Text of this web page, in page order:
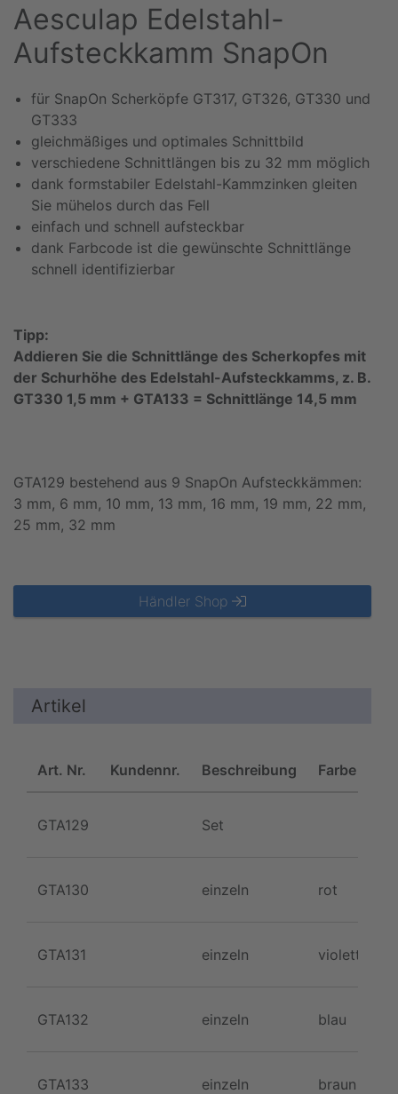
Aesculap Edelstahl-
Aufsteckkamm SnapOn
für SnapOn Scherköpfe GT317, GT326, GT330 und
GT333
gleichmäßiges und optimales Schnittbild
verschiedene Schnittlängen bis zu 32 mm möglich
dank formstabiler Edelstahl-Kammzinken gleiten
Sie mühelos durch das Fell
einfach und schnell aufsteckbar
dank Farbcode ist die gewünschte Schnittlänge
schnell identifizierbar
Tipp:
Addieren Sie die Schnittlänge des Scherkopfes mit
der Schurhöhe des Edelstahl-Aufsteckkamms, z. B.
GT330 1,5 mm + GTA133 = Schnittlänge 14,5 mm
GTA129 bestehend aus 9 SnapOn Aufsteckkämmen:
3 mm, 6 mm, 10 mm, 13 mm, 16 mm, 19 mm, 22 mm,
25 mm, 32 mm
Händler Shop
Artikel
Art. Nr. Kundennr. Beschreibung Farbe
GTA129 Set
GTA130 einzeln rot
GTA131 einzeln violett
GTA132 einzeln blau
GTA133 einzeln braun